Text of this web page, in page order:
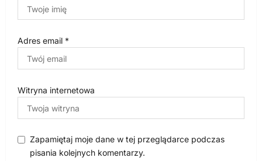
Adres email *
Witryna internetowa
Zapamiętaj moje dane w tej przeglądarce podczas
pisania kolejnych komentarzy.